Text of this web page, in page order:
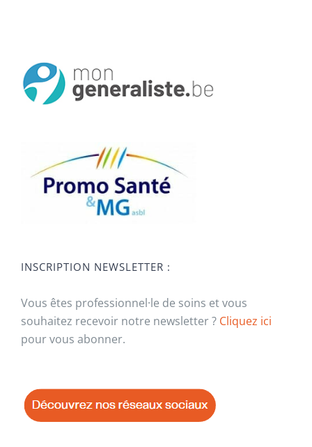
INSCRIPTION NEWSLETTER :
Vous êtes professionnel·le de soins et vous
souhaitez recevoir notre newsletter ? Cliquez ici
pour vous abonner.